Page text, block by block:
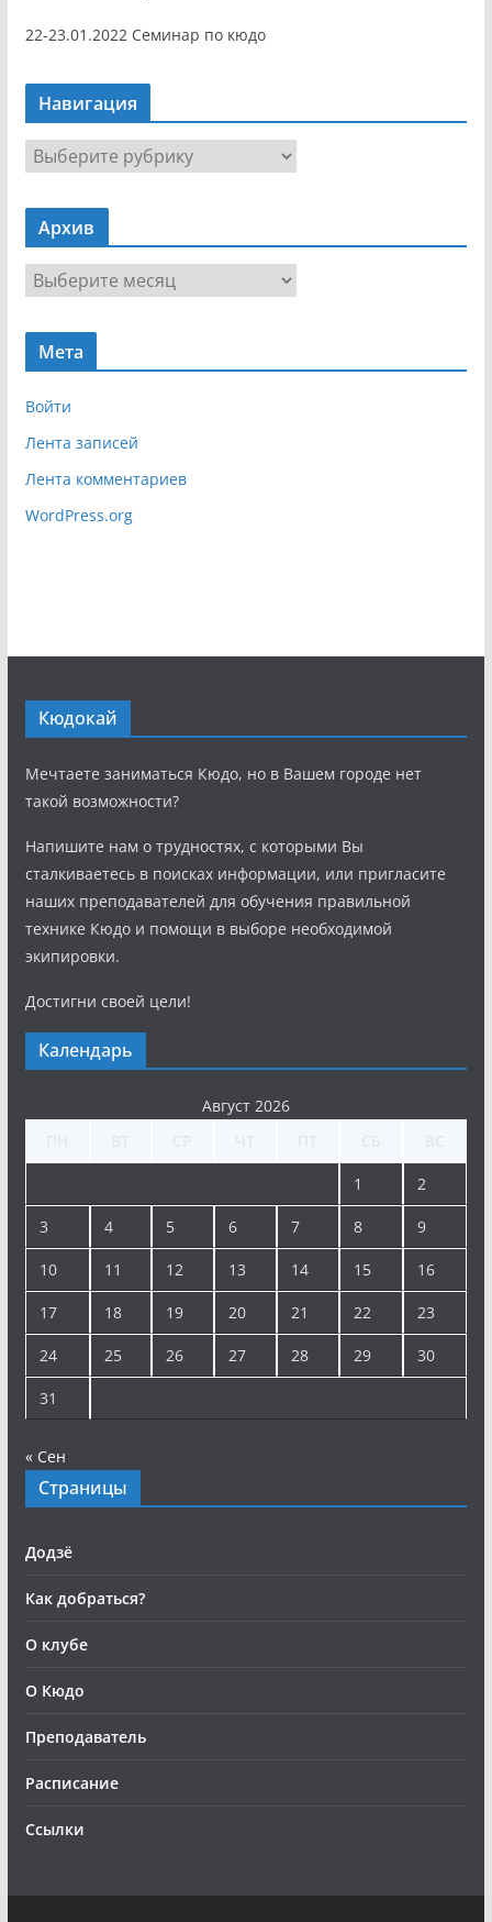
22-23.01.2022 Семинар по кюдо
Навигация
Н
а
в
г
я
Архив
р
х
Мета
Войти
Лента записей
Лента комментариев
WordPress.org
Кюдокай
Мечтаете заниматься Кюдо, но в Вашем городе нет
такой возможности?
Напишите нам о трудностях, с которыми Вы
сталкиваетесь в поисках информации, или пригласите
наших преподавателей для обучения правильной
технике Кюдо и помощи в выборе необходимой
экипировки.
Достигни своей цели!
Календарь
Август 2026
1 2
3 4 5 6 7 8 9
10 11 12 13 14 15 16
17 18 19 20 21 22 23
24 25 26 27 28 29 30
31
« Сен
Страницы
Додзё
Как добраться?
О клубе
О Кюдо
Преподаватель
Расписание
Ссылки